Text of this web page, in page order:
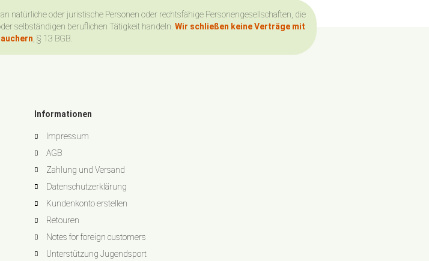
an natürliche oder juristische Personen oder rechtsfähige Personengesellschaften, die
selbständigen beruflichen Tätigkeit handeln. Wir schließen keine Verträge mit
, § 13 BGB.
Informationen
Impressum
AGB
Zahlung und Versand
Datenschutzerklärung
Kundenkonto erstellen
Retouren
Notes for foreign customers
Unterstützung Jugendsport